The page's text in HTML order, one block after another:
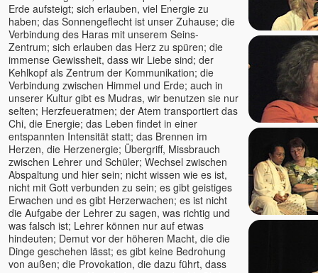
Erde aufsteigt; sich erlauben, viel Energie zu
haben; das Sonnengeflecht ist unser Zuhause; die
Verbindung des Haras mit unserem Seins-
Zentrum; sich erlauben das Herz zu spüren; die
immense Gewissheit, dass wir Liebe sind; der
Kehlkopf als Zentrum der Kommunikation; die
Verbindung zwischen Himmel und Erde; auch in
unserer Kultur gibt es Mudras, wir benutzen sie nur
selten; Herzfeueratmen; der Atem transportiert das
Chi, die Energie; das Leben findet in einer
entspannten Intensität statt; das Brennen im
Herzen, die Herzenergie; Übergriff, Missbrauch
zwischen Lehrer und Schüler; Wechsel zwischen
Abspaltung und hier sein; nicht wissen wie es ist,
nicht mit Gott verbunden zu sein; es gibt geistiges
Erwachen und es gibt Herzerwachen; es ist nicht
die Aufgabe der Lehrer zu sagen, was richtig und
was falsch ist; Lehrer können nur auf etwas
hindeuten; Demut vor der höheren Macht, die die
Dinge geschehen lässt; es gibt keine Bedrohung
von außen; die Provokation, die dazu führt, dass